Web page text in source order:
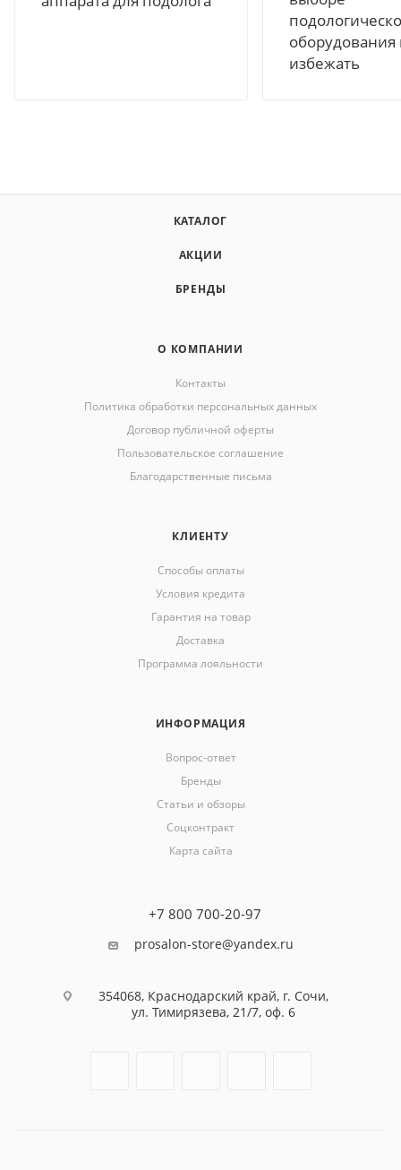
оборудования
избежать
КАТАЛОГ
АКЦИИ
БРЕНДЫ
О КОМПАНИИ
Контакты
Политика обработки персональных данных
Договор публичной оферты
Пользовательское соглашение
Благодарственные письма
КЛИЕНТУ
Способы оплаты
Условия кредита
Гарантия на товар
Доставка
Программа лояльности
ИНФОРМАЦИЯ
Вопрос-ответ
Бренды
Статьи и обзоры
Соцконтракт
Карта сайта
+7 800 700-20-97
prosalon-store@yandex.ru
354068, Краснодарский край, г. Сочи,
ул. Тимирязева, 21/7, оф. 6